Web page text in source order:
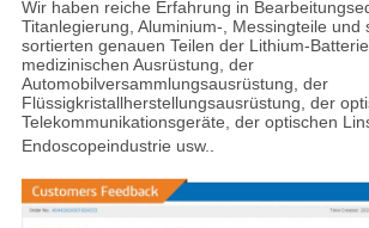
Wir haben reiche Erfahrung in
Titanlegierung, Aluminium-, Messingteile und
sortierten genauen Teilen der Lithium-
medizinischen Ausrüstung, der
Automobilversammlungsausrüstung, der
Flüssigkristallherstellungsausrüstung, der
Telekommunikationsgeräte, der optischen
Endoscopeindustrie usw.